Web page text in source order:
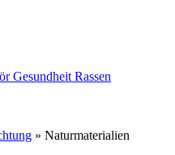
Gesundheit Rassen
» Naturmaterialien